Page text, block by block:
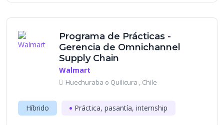
Programa de Prácticas -
Gerencia de Omnichannel
Supply Chain
Walmart
Huechuraba o Quilicura , Chile
Híbrido Práctica, pasantía, internship